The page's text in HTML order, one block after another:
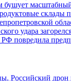
склады
удара
повредила